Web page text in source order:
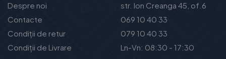
Despre noi
Contacte
Condiții de retur
Condiții de Livrare
str. Ion Creanga 45, of.6
069 10 40 33
079 10 40 33
Ln-Vn: 08:30 - 17:30